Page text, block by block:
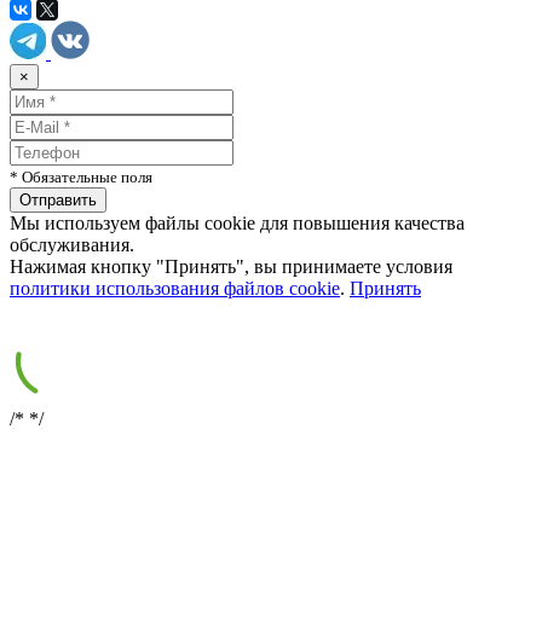
×
* Обязательные поля
Мы используем файлы cookie для повышения качества
обслуживания.
Нажимая кнопку "Принять", вы принимаете условия
политики использования файлов cookie. Принять
/* */